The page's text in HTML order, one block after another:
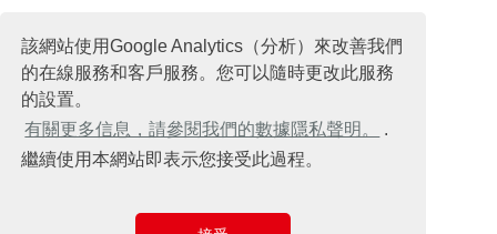
該網站使用Google Analytics（分析）來改善我們
的在線服務和客戶服務。您可以隨時更改此服務
的設置。
有關更多信息，請參閱我們的數據隱私聲明。
.
繼續使用本網站即表示您接受此過程。